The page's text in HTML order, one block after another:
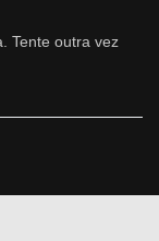
Tente outra vez